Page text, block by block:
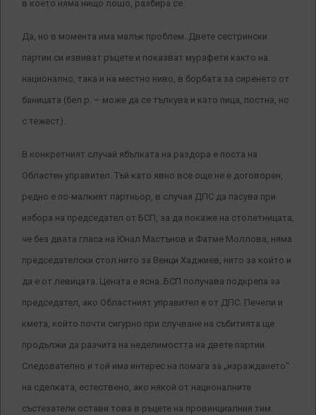
в което няма нищо лошо, разбира се.
Да, но в момента има малък проблем. Двете сестрински
партии си извиват ръцете и показват мурафети както на
национално, така и на местно ниво, в борбата за сиренето от
баницата (бел.р. – може да се тълкува и като пица, постна, но
с тежест).
В конкретният случай ябълката на раздора е поста на
Областен управител. Тъй като явно все още не е договорен,
редно е по-малкият партньор, в случая ДПС да пасува при
избора на председател от БСП, за да покаже на столетницата,
че без двата гласа на Юнал Мастънов и Фатме Моллова, няма
председателски стол нито за Венци Хаджиев, нито за който и
да е от левицата. Цената е ясна. БСП получава подкрепа за
председател, ако Областният управител е от ДПС. Печели и
кмета, който почти сигурно при случване на събитията ще
продължи да разчита на неделимостта на двете партии.
Следователно и той има интерес на помага за „израждането“
на сделката, естествено, ако някой от националните
състезатели остави това в ръцете на провинциалния тим.